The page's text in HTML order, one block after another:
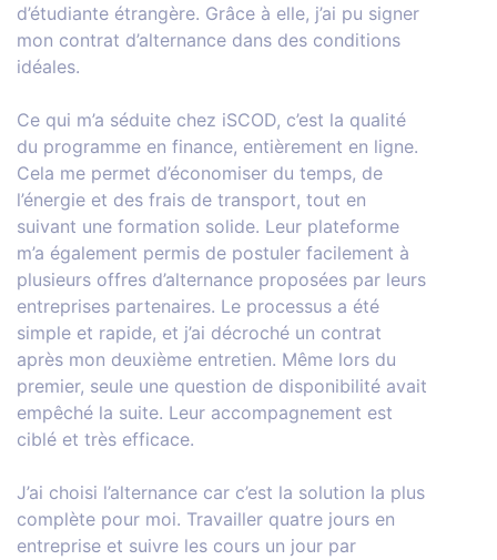
d’étudiante étrangère. Grâce à elle, j’ai pu signer
mon contrat d’alternance dans des conditions
idéales.
Ce qui m’a séduite chez iSCOD, c’est la qualité
du programme en finance, entièrement en ligne.
Cela me permet d’économiser du temps, de
l’énergie et des frais de transport, tout en
suivant une formation solide. Leur plateforme
m’a également permis de postuler facilement à
plusieurs offres d’alternance proposées par leurs
entreprises partenaires. Le processus a été
simple et rapide, et j’ai décroché un contrat
après mon deuxième entretien. Même lors du
premier, seule une question de disponibilité avait
empêché la suite. Leur accompagnement est
ciblé et très efficace.
J’ai choisi l’alternance car c’est la solution la plus
complète pour moi. Travailler quatre jours en
entreprise et suivre les cours un jour par